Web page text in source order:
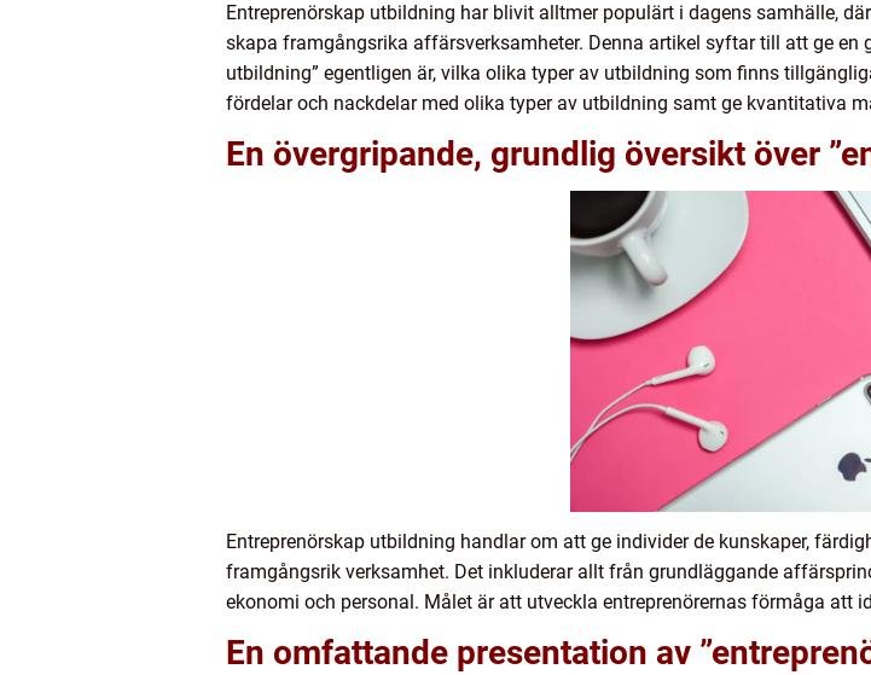
Entreprenörskap utbildning har blivit alltmer populärt i dagens samhälle,
skapa framgångsrika affärsverksamheter. Denna artikel syftar till att ge
utbildning” egentligen är, vilka olika typer av utbildning som finns
fördelar och nackdelar med olika typer av utbildning samt ge kvantitativa
En övergripande, grundlig översikt över
Entreprenörskap utbildning handlar om att ge individer de kunskaper,
framgångsrik verksamhet. Det inkluderar allt från grundläggande
ekonomi och personal. Målet är att utveckla entreprenörernas förmåga att
En omfattande presentation av